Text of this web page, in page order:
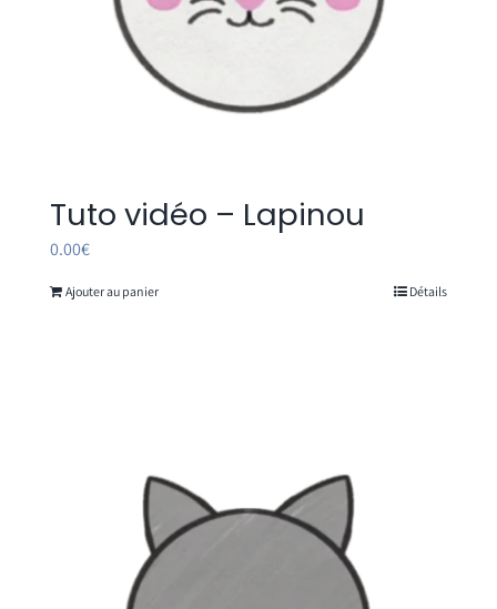
Tuto vidéo – Lapinou
0.00€
Ajouter au panier Détails